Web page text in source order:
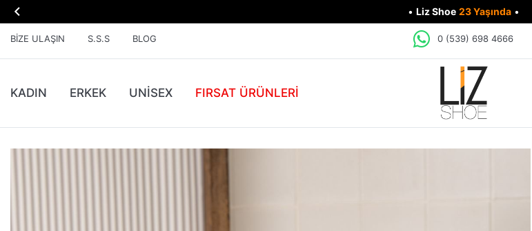
 • Liz Shoe 23 Yaşında •
BIZE ULAŞIN S.S.S BLOG 0 (539) 698 4666
KADIN ERKEK UNİSEX FIRSAT ÜRÜNLERI